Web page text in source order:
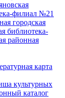
филиал №21
городская
библиотека-
районная
карта
культурных
каталог